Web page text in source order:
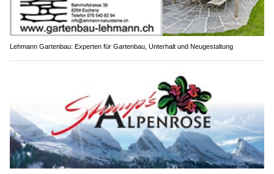
Lehmann Gartenbau: Experten für Gartenbau, Unterhalt und Neugestaltung